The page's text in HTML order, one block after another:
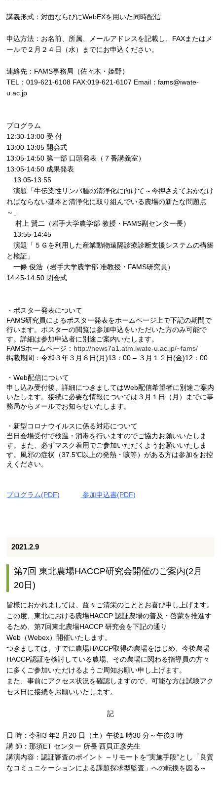
講義形式：対面ならびにWebEXを用いた同時配信
申込方法：お名前、所属、メールアドレスを記載し、FAXまたはメ
ールで２月２４日（水）までにお申込ください。
連絡先：FAMS事務局（佐々木・姫野）
TEL：019-621-6108 FAX:019-621-6107 Email：fams@iwate-
u.ac.jp
プログラム
12:30-13:00 受 付
13:00-13:05 開会式
13:05-14:50 第一部 口頭発表（７番講義室）
13:05-14:50 成果発表
13:05-13:55
演題「牛伝染性リンパ腫の清浄化に向けて～今押さえておかなけ
ればならない基本と清浄化に取り組んでいる農場の新たな問題点
～」
村上 賢二（岩手大学農学部 教授・FAMS副センター長）
13:55-14:45
演題「５Ｇを利用した産業動物遠隔診療診断支援システムの構築
と検証」
一條 俊浩（岩手大学農学部 准教授・FAMS研究員）
14:45-14:50 閉会式
・ポスター発表について
FAMS研究員によるポスター発表をホームページ上で下記の期間で
行います。ポスターの閲覧は参加申込をいただいた方のみ可能で
す。詳細は参加申込者に別途ご案内いたします。
FAMSホームページ： http://news7a1.atm.iwate-u.ac.jp/~fams/
掲載期間：令和３年３月８日(月)13：00 – ３月１２日(金)12：00
・Web配信について
申し込み受付後、詳細につきましてはWeb配信希望者に別途ご案内
いたします。接続に必要な情報については３月１日（月）までに事
務局からメールでお知らせいたします。
・新型コロナウイルスに係る対応について
当日会場受付で検温・消毒を行いますのでご協力お願いいたしま
す。また、必ずマスク着用でご参加いただくようお願いいたしま
す。風邪の症状（37.5℃以上の発熱・咳等）がある方は参加をお控
えください。
プログラム(PDF) 参加申込書(PDF)
2021.2.9
第7回 東北農場HACCP研究会開催のご案内(2月
20日)
皆様におかれましては、益々ご清栄のこととお喜び申し上げます。
この度、東北における農場HACCP 認証農場の普及・啓蒙を推進す
るため、第7回東北農場HACCP 研究会を下記の通り
Web（Webex）開催いたします。
つきましては、すでに農場HACCP取得の農場をはじめ、今後農場
HACCP認証を検討している農場、その農場に関わる指導員の方々
に多くご参加いただけるようご周知お願い申し上げます。
また、事前にアクセス状況を確認しますので、可能な方は試験アク
セス日に接続をお願いいたします。
記
日 時：令和3 年2 月20 日（土）午後1 時30 分～午後3 時
講 師：那須ET センター 所長 西貝正彦先生
講演内容：認証審査のポイント ～リモートを“実施手段”とし「良質
なコミュニケーションによる課題探求型監査」への転換を図る～